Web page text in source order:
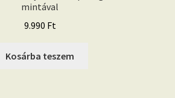
mintával
9.990 Ft
Kosárba teszem